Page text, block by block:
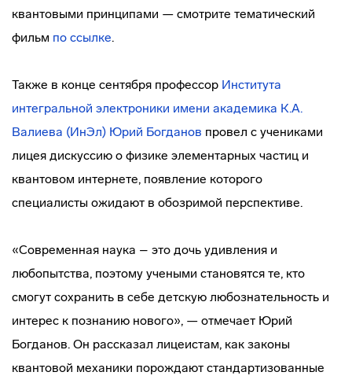
квантовыми принципами — смотрите тематический
фильм по ссылке.
Также в конце сентября профессор Института
интегральной электроники имени академика К.А.
Валиева (ИнЭл) Юрий Богданов провел с учениками
лицея дискуссию о физике элементарных частиц и
квантовом интернете, появление которого
специалисты ожидают в обозримой перспективе.
«Современная наука – это дочь удивления и
любопытства, поэтому учеными становятся те, кто
смогут сохранить в себе детскую любознательность и
интерес к познанию нового», — отмечает Юрий
Богданов. Он рассказал лицеистам, как законы
квантовой механики порождают стандартизованные